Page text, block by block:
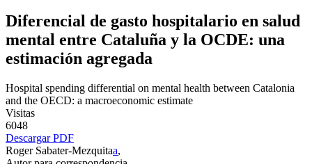
Diferencial de gasto hospitalario en salud
mental entre Cataluña y la OCDE: una
estimación agregada
Hospital spending differential on mental health between Catalonia
and the OECD: a macroeconomic estimate
Visitas
6048
Descargar PDF
Roger Sabater-Mezquitaa,